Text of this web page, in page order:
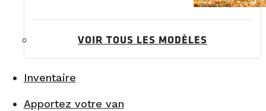
VOIR TOUS LES MODÈLES
Inventaire
Apportez votre van